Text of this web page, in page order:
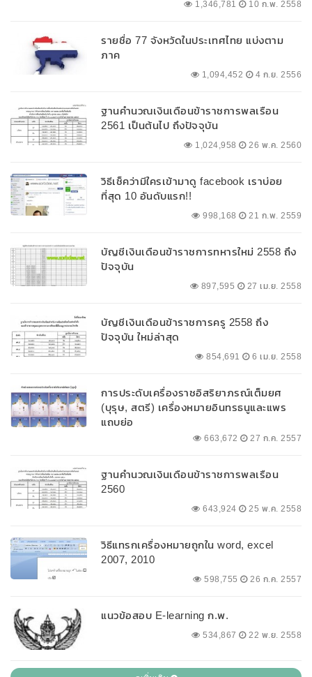
1,346,781 10 ก.พ. 2558
รายชื่อ 77 จังหวัดในประเทศไทย แบ่งตาม
ภาค
1,094,452 4 ก.ย. 2556
ฐานคำนวณเงินเดือนข้าราชการพลเรือน
2561 เป็นต้นไป ถึงปัจจุบัน
1,024,958 26 พ.ค. 2560
วิธีเช็คว่ามีใครเข้ามาดู facebook เราบ่อย
ที่สุด 10 อันดับแรก!!
998,168 21 ก.พ. 2559
บัญชีเงินเดือนข้าราชการทหารใหม่ 2558 ถึง
ปัจจุบัน
897,595 27 เม.ย. 2558
บัญชีเงินเดือนข้าราชการครู 2558 ถึง
ปัจจุบัน ใหม่ล่าสุด
854,691 6 เม.ย. 2558
การประดับเครื่องราชอิสริยาภรณ์เต็มยศ
(บุรุษ, สตรี) เครื่องหมายอินทรธนูและแพร
แถบย่อ
663,672 27 ก.ค. 2557
ฐานคำนวณเงินเดือนข้าราชการพลเรือน
2560
643,924 25 พ.ค. 2558
วิธีแทรกเครื่องหมายถูกใน word, excel
2007, 2010
598,755 26 ก.ค. 2557
แนวข้อสอบ E-learning ก.พ.
534,867 22 พ.ย. 2558